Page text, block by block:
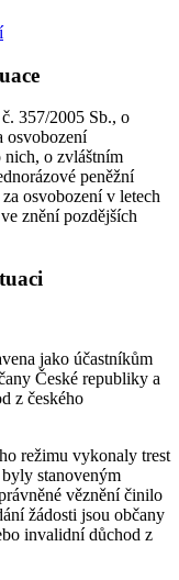
357/2005 Sb., o
osvobození
nich, o zvláštním
peněžní
osvobození v letech
znění pozdějších
jako účastníkům
České republiky a
z českého
režimu vykonaly trest
stanoveným
věznění činilo
žádosti jsou občany
invalidní důchod z